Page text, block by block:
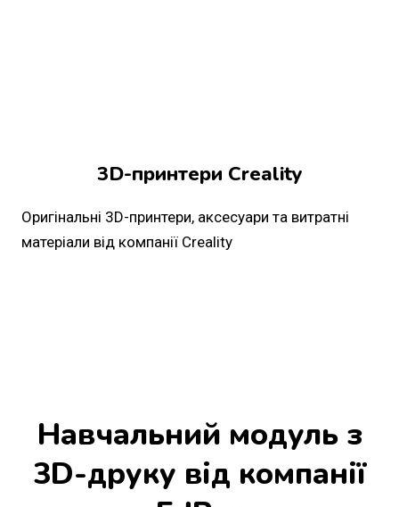
3D-принтери Creality
Оригінальні 3D-принтери, аксесуари та витратні
матеріали від компанії Creality
Навчальний модуль з
3D-друку від компанії